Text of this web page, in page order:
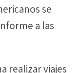
se
a las
realizar viajes